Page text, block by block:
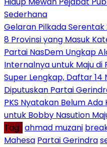
Sederhana
Gelaran Pilkada
8 Provinsi yang Masuk
Partai NasDem Ungkap
Internalnya untuk Maju di
Super Lengkap, Daftar
Diputuskan Partai
PKS Nyatakan Belum
untuk Bobby Nasution
Tag : ahmad muzani
Mahesa Partai Gerindra